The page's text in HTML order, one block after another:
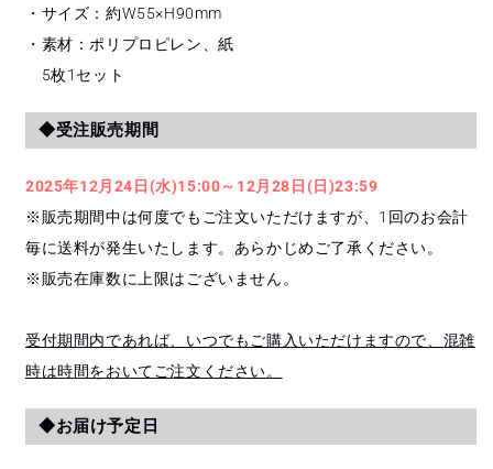
の
数
量
減
ら
の
数
増
や
・サイズ：約W55×H90mm
・素材：ポリプロピレン、紙
5枚1セット
◆受注販売期間
2025年12月24日(水)15:00～12月28日(日)23:59
※販売期間中は何度でもご注文いただけますが、1回のお会計
毎に送料が発生いたします。あらかじめご了承ください。
※販売在庫数に上限はございません。
受付期間内であれば、いつでもご購入いただけますので、混雑
時は時間をおいてご注文ください。
◆お届け予定日